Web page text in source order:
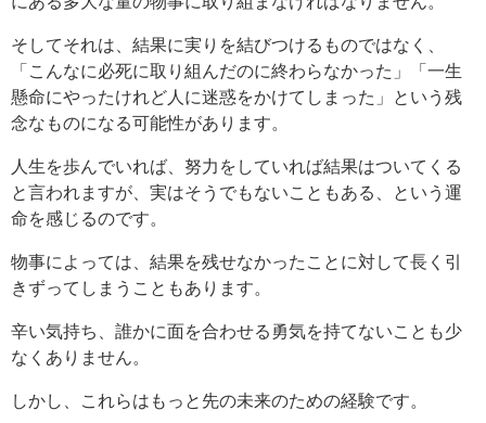
そしてそれは、結果に実りを結びつけるものではなく、
「こんなに必死に取り組んだのに終わらなかった」「一生
懸命にやったけれど人に迷惑をかけてしまった」という残
念なものになる可能性があります。
人生を歩んでいれば、努力をしていれば結果はついてくる
と言われますが、実はそうでもないこともある、という運
命を感じるのです。
物事によっては、結果を残せなかったことに対して長く引
きずってしまうこともあります。
辛い気持ち、誰かに面を合わせる勇気を持てないことも少
なくありません。
しかし、これらはもっと先の未来のための経験です。